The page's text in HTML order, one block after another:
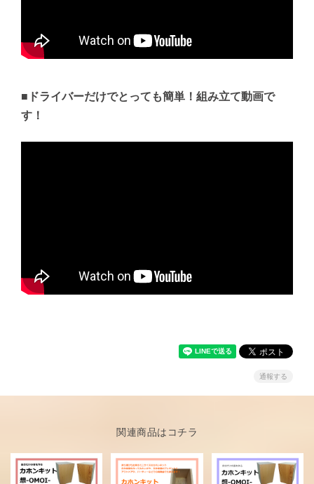
■ドライバーだけでとっても簡単！組み立て動画で
す！
通報する
関連商品はコチラ